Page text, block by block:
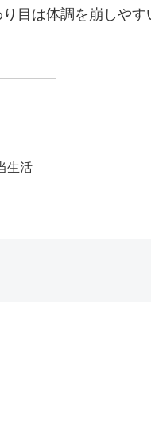
目は体調を崩しやす
生活